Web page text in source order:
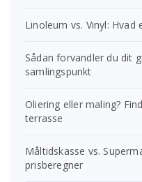
Linoleum vs. Vinyl:
Sådan forvandler du dit
samlingspunkt
Oliering eller maling?
terrasse
Måltidskasse vs.
prisberegner